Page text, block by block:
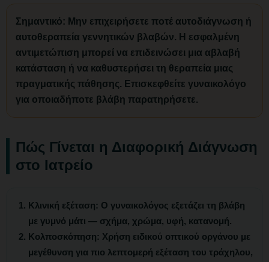
Σημαντικό: Μην επιχειρήσετε ποτέ αυτοδιάγνωση ή
αυτοθεραπεία γεννητικών βλαβών. Η εσφαλμένη
αντιμετώπιση μπορεί να επιδεινώσει μια αβλαβή
κατάσταση ή να καθυστερήσει τη θεραπεία μιας
πραγματικής πάθησης. Επισκεφθείτε γυναικολόγο
για οποιαδήποτε βλάβη παρατηρήσετε.
Πώς Γίνεται η Διαφορική Διάγνωση
στο Ιατρείο
Κλινική εξέταση: Ο γυναικολόγος εξετάζει τη βλάβη
με γυμνό μάτι — σχήμα, χρώμα, υφή, κατανομή.
Κολποσκόπηση: Χρήση ειδικού οπτικού οργάνου με
μεγέθυνση για πιο λεπτομερή εξέταση του τράχηλου,